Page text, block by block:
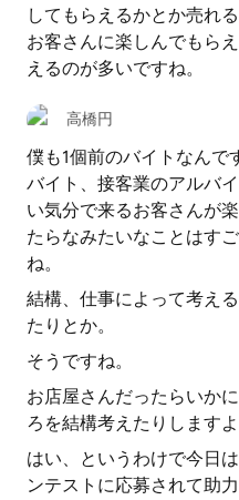
してもらえるかとか売れ
お客さんに楽しんでもら
えるのが多いですね。
高橋円
僕も1個前のバイトなんで
バイト、接客業のアルバ
い気分で来るお客さんが
たらなみたいなことはす
ね。
結構、仕事によって考え
たりとか。
そうですね。
お店屋さんだったらいか
ろを結構考えたりしますよ
はい、というわけで今日
ンテストに応募されて助